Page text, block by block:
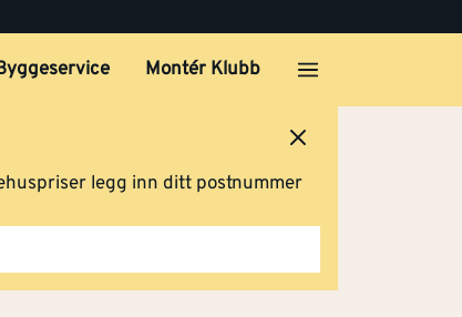
Montér Klubb
legg inn ditt postnummer